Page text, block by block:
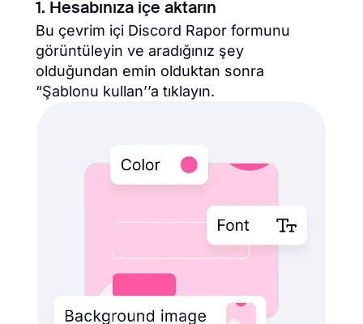
1. Hesabınıza içe aktarın
Bu çevrim içi Discord Rapor formunu
görüntüleyin ve aradığınız şey
olduğundan emin olduktan sonra
“Şablonu kullan’’a tıklayın.